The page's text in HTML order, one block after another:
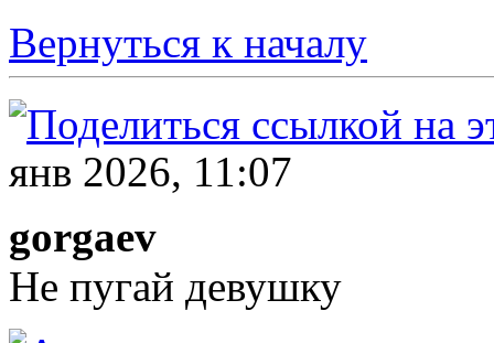
Вернуться к началу
янв 2026, 11:07
gorgaev
Не пугай девушку